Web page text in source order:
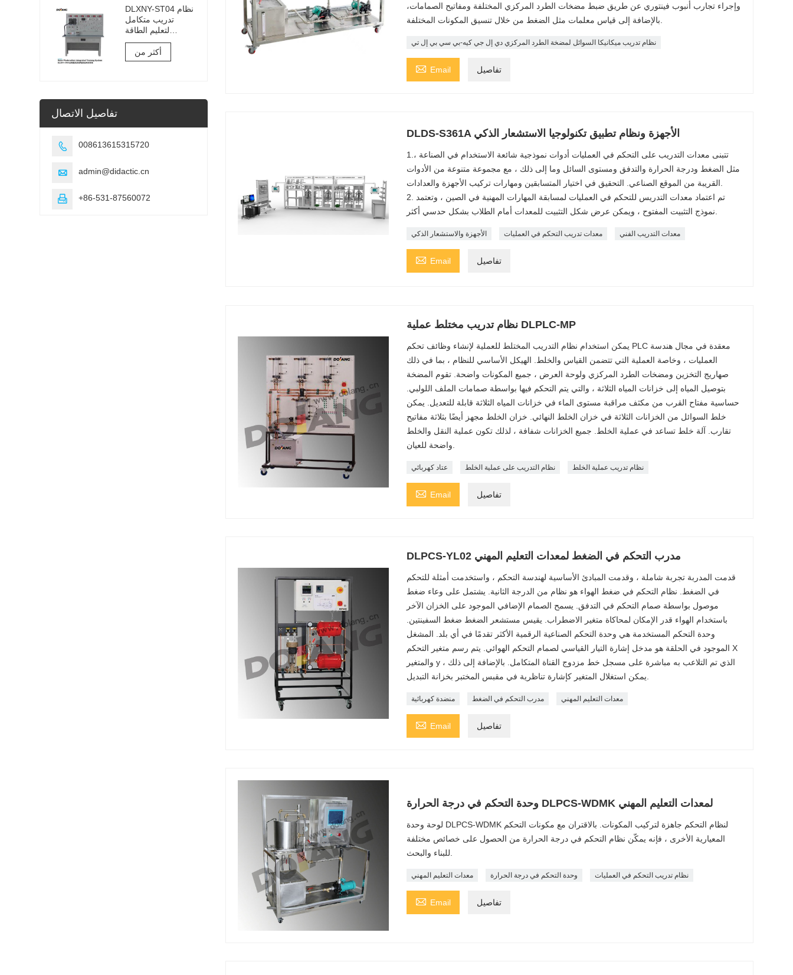
وإجراء تجارب أنبوب فينتوري عن طريق ضبط مضخات الطرد المركزي المختلفة ومفاتيح الصمامات،
نظام تدريب ميكانيكا السوائل لمضخة الطرد المركزي دي إل جي كيه-بي سي بي إل تي
 Email تفاصيل
DLDS-S361A الأجهزة ونظام تطبيق تكنولوجيا الاستشعار الذكي
1.تتبنى معدات التدريب على التحكم في العمليات أدوات نموذجية شائعة الاستخدام في الصناعة ،
مثل الضغط ودرجة الحرارة والتدفق ومستوى السائل وما إلى ذلك ، مع مجموعة متنوعة من الأدوات
2. تم اعتماد معدات التدريس للتحكم في العمليات لمسابقة المهارات المهنية في الصين ، وتعتمد
الأجهزة والاستشعار الذكي معدات تدريب التحكم في العمليات معدات التدريب الفني
 Email تفاصيل
نظام تدريب مختلط عملية DLPLC-MP
يمكن استخدام نظام التدريب المختلط للعملية لإنشاء وظائف تحكم PLC معقدة في مجال هندسة
العمليات ، وخاصة العملية التي تتضمن القياس والخلط. الهيكل الأساسي للنظام ، بما في ذلك
صهاريج التخزين ومضخات الطرد المركزي ولوحة العرض ، جميع المكونات واضحة. تقوم المضخة
بتوصيل المياه إلى خزانات المياه الثلاثة ، والتي يتم التحكم فيها بواسطة صمامات الملف اللولبي.
حساسية مفتاح القرب من مكثف مراقبة مستوى الماء في خزانات المياه الثلاثة قابلة للتعديل. يمكن
خلط السوائل من الخزانات الثلاثة في خزان الخلط النهائي. خزان الخلط مجهز أيضًا بثلاثة مفاتيح
تقارب. آلة خلط تساعد في عملية الخلط. جميع الخزانات شفافة ، لذلك تكون عملية النقل والخلط
عتاد كهربائي نظام التدريب على عملية الخلط نظام تدريب عملية الخلط
 Email تفاصيل
DLPCS-YL02 مدرب التحكم في الضغط لمعدات التعليم المهني
قدمت المدربة تجربة شاملة ، وقدمت المبادئ الأساسية لهندسة التحكم ، واستخدمت أمثلة للتحكم
في الضغط. نظام التحكم في ضغط الهواء هو نظام من الدرجة الثانية. يشتمل على وعاء ضغط
موصول بواسطة صمام التحكم في التدفق. يسمح الصمام الإضافي الموجود على الخزان الآخر
باستخدام الهواء قدر الإمكان لمحاكاة متغير الاضطراب. يقيس مستشعر الضغط ضغط السفينتين.
وحدة التحكم المستخدمة هي وحدة التحكم الصناعية الرقمية الأكثر تقدمًا في أي بلد. المشغل
الموجود في الحلقة هو مدخل إشارة التيار القياسي لصمام التحكم الهوائي. يتم رسم متغير التحكم X
والمتغير y الذي تم التلاعب به مباشرة على مسجل خط مزدوج القناة المتكامل. بالإضافة إلى ذلك ،
منضدة كهربائية مدرب التحكم في الضغط معدات التعليم المهني
 Email تفاصيل
وحدة التحكم في درجة الحرارة DLPCS-WDMK لمعدات التعليم المهني
لوحة وحدة DLPCS-WDMK لنظام التحكم جاهزة لتركيب المكونات. بالاقتران مع مكونات التحكم
المعيارية الأخرى ، فإنه يمكّن نظام التحكم في درجة الحرارة من الحصول على خصائص مختلفة
للبناء والبحث.
معدات التعليم المهني وحدة التحكم في درجة الحرارة نظام تدريب التحكم في العمليات
 Email تفاصيل
DLXNY-ST04 نظام
تدريب متكامل
لتعليم الطاقة
الشمسية
الكهروضوئية
لمعدات التعليم
أكثر من
تفاصيل الاتصال
 008613615315720
 admin@didactic.cn
 +86-531-87560072